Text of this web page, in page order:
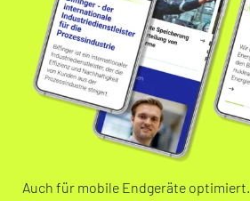
Auch für mobile Endgeräte optimiert.